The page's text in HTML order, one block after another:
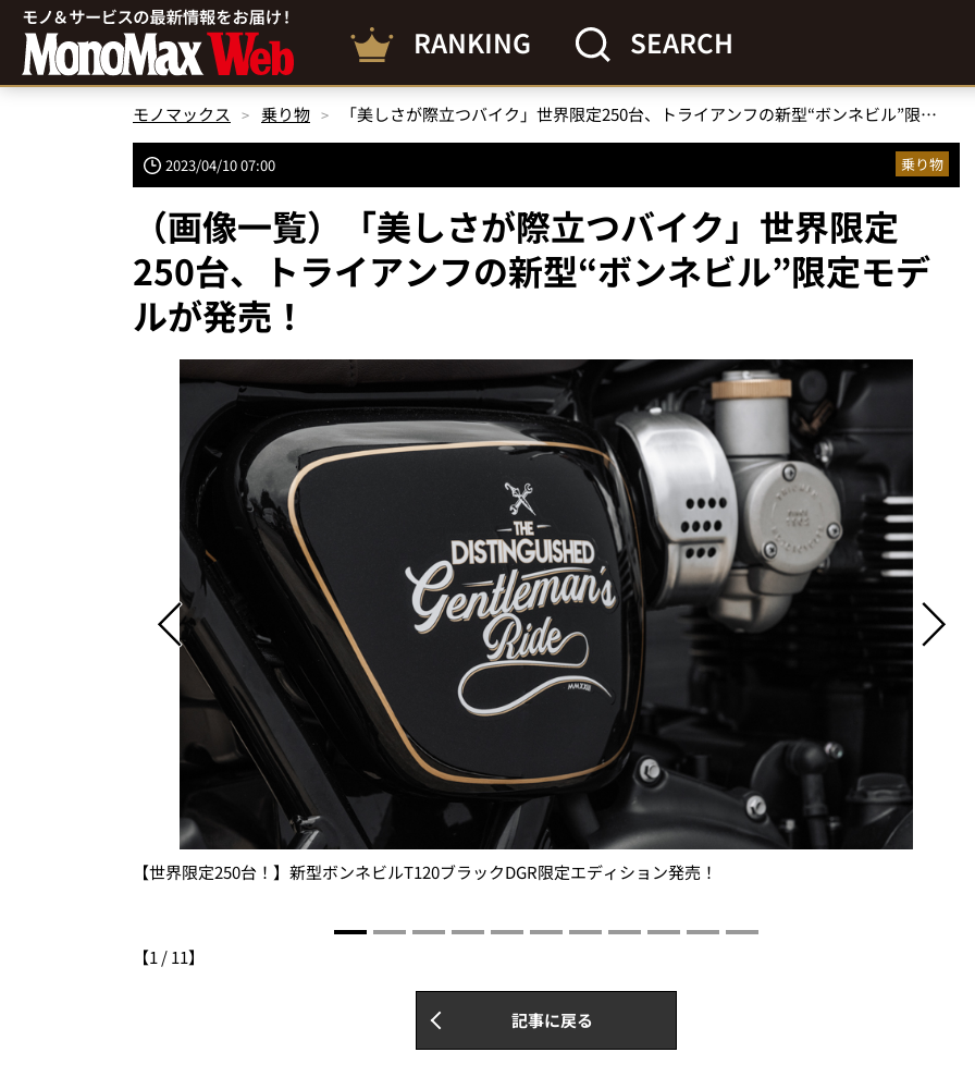
RANKING SEARCH
モノマックス 乗り物 「美しさが際立つバイク」世界限定250台、トライアンフの新型“ボンネビル”限定モデルが発売！
2023/04/10 07:00 乗り物
（画像一覧）「美しさが際立つバイク」世界限定
250台、トライアンフの新型“ボンネビル”限定モデ
ルが発売！
【世界限定250台！】新型ボンネビルT120ブラックDGR限定エディション発売！
【1 /11】
記事に戻る